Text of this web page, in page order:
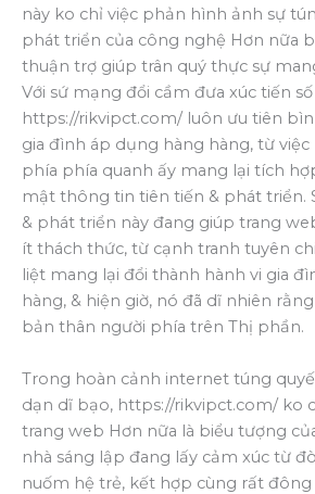
này ko chỉ việc phản hình ảnh sự
phát triển của công nghệ Hơn nữa
thuận trợ giúp trân quý thực sự
Với sứ mạng đổi cầm đưa xúc tiến
https://rikvipct.com/ luôn ưu tiên
gia đình áp dụng hàng hàng, từ việc
phía phía quanh ấy mang lại tích
mật thông tin tiên tiến & phát triển.
& phát triển này đang giúp trang
ít thách thức, từ cạnh tranh tuyên
liệt mang lại đổi thành hành vi gia
hàng, & hiện giờ, nó đã dĩ nhiên
bản thân người phía trên Thị phần.
Trong hoàn cảnh internet túng
dạn dĩ bạo, https://rikvipct.com/ ko
trang web Hơn nữa là biểu tượng
nhà sáng lập đang lấy cảm xúc từ
nuốm hệ trẻ, kết hợp cùng rất